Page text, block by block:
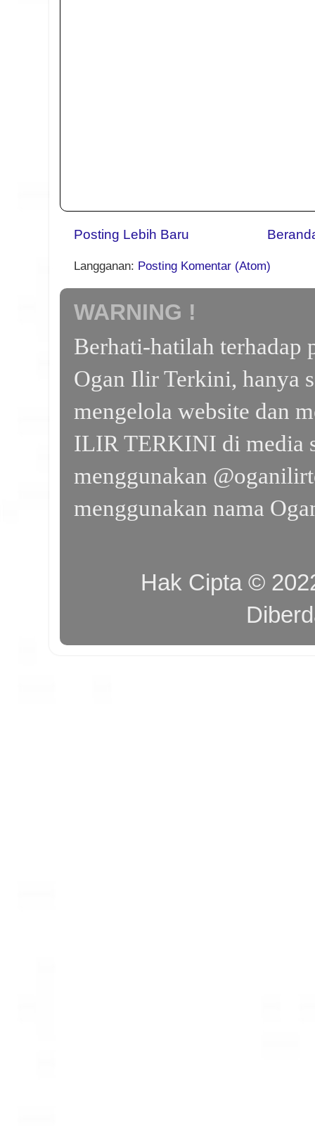
Posting Lebih Baru
Langganan: Posting Komentar (Atom)
WARNING !
Berhati-hatilah terhadap
Ogan Ilir Terkini, hanya
mengelola website dan
ILIR TERKINI di media
menggunakan
menggunakan nama
Hak Cipta ©